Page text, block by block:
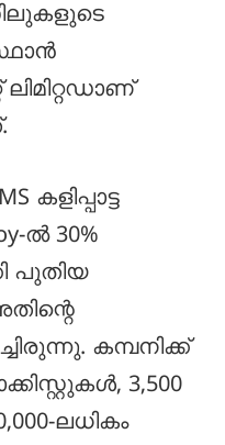
ൽ 30%
പുതിയ
കമ്പനിക്ക്
3,500
ലധികം